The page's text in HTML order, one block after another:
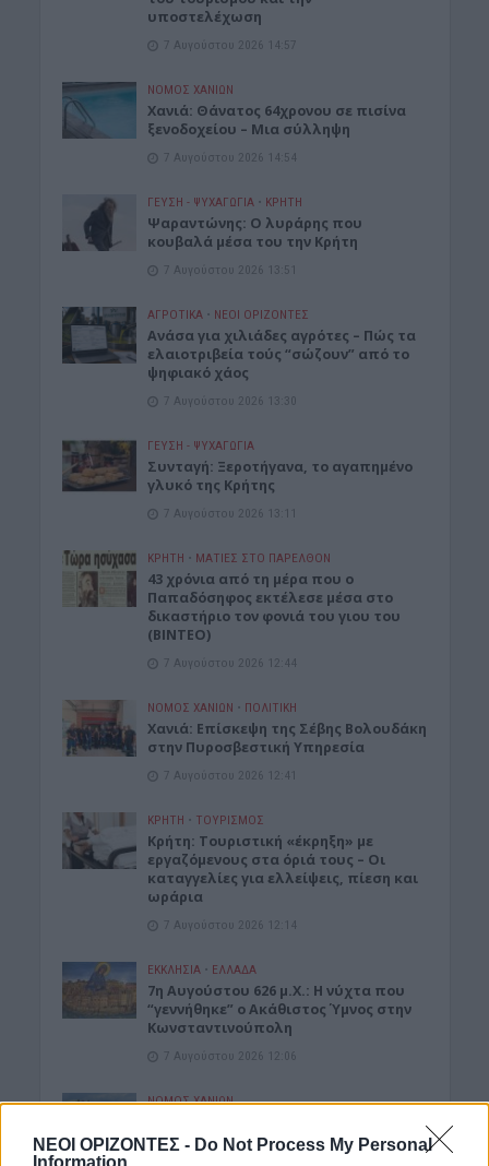
ΝΕΟΙ ΟΡΙΖΟΝΤΕΣ - Do Not Process My Personal
Information
υποστελέχωση
7 Αυγούστου 2026 14:57
ΝΟΜΌΣ ΧΑΝΊΩΝ
Χανιά: Θάνατος 64χρονου σε πισίνα
ξενοδοχείου – Μια σύλληψη
7 Αυγούστου 2026 14:54
ΓΕΎΣΗ - ΨΥΧΑΓΩΓΊΑ • ΚΡΗΤΗ
Ψαραντώνης: Ο λυράρης που
κουβαλά μέσα του την Κρήτη
7 Αυγούστου 2026 13:51
ΑΓΡΟΤΙΚΑ • ΝΕΟΙ ΟΡΙΖΟΝΤΕΣ
Ανάσα για χιλιάδες αγρότες – Πώς τα
ελαιοτριβεία τούς “σώζουν” από το
ψηφιακό χάος
7 Αυγούστου 2026 13:30
ΓΕΎΣΗ - ΨΥΧΑΓΩΓΊΑ
Συνταγή: Ξεροτήγανα, το αγαπημένο
γλυκό της Κρήτης
7 Αυγούστου 2026 13:11
ΚΡΗΤΗ • ΜΑΤΙΕΣ ΣΤΟ ΠΑΡΕΛΘΟΝ
43 χρόνια από τη μέρα που ο
Παπαδόσηφος εκτέλεσε μέσα στο
δικαστήριο τον φονιά του γιου του
(ΒΙΝΤΕΟ)
7 Αυγούστου 2026 12:44
ΝΟΜΌΣ ΧΑΝΊΩΝ • ΠΟΛΙΤΙΚΗ
Xανιά: Επίσκεψη της Σέβης Βολουδάκη
στην Πυροσβεστική Υπηρεσία
7 Αυγούστου 2026 12:41
ΚΡΗΤΗ • ΤΟΥΡΙΣΜΟΣ
Κρήτη: Τουριστική «έκρηξη» με
εργαζόμενους στα όριά τους – Οι
καταγγελίες για ελλείψεις, πίεση και
ωράρια
7 Αυγούστου 2026 12:14
ΕΚΚΛΗΣΙΑ • ΕΛΛΑΔΑ
7η Αυγούστου 626 μ.Χ.: Η νύχτα που
“γεννήθηκε” ο Ακάθιστος Ύμνος στην
Κωνσταντινούπολη
7 Αυγούστου 2026 12:06
ΝΟΜΌΣ ΧΑΝΊΩΝ
ηλιοθεραπεία και πέθανε!